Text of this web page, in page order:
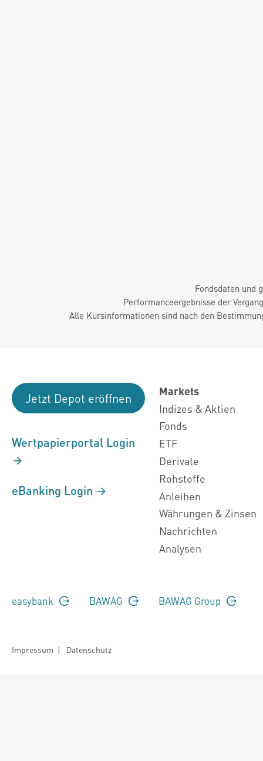
Fondsdaten und
Performanceergebnisse der
Alle Kursinformationen sind nach den
Jetzt Depot eröffnen
Wertpapierportal Login
eBanking Login
Markets
Indizes & Aktien
Fonds
ETF
Derivate
Rohstoffe
Anleihen
Währungen & Zinsen
Nachrichten
Analysen
easybank BAWAG BAWAG Group
Impressum | Datenschutz